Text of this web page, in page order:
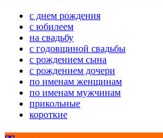
с днем рождения
с юбилеем
на свадьбу
с годовщиной свадьбы
с рождением сына
с рождением дочери
по именам женщинам
по именам мужчинам
прикольные
короткие